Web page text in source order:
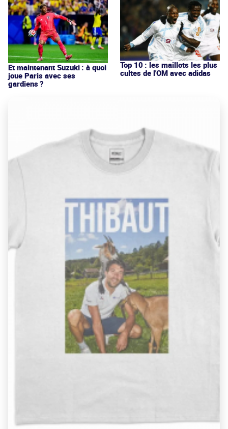
Et maintenant Suzuki : à quoi
joue Paris avec ses
gardiens ?
Top 10 : les maillots les plus
cultes de l'OM avec adidas